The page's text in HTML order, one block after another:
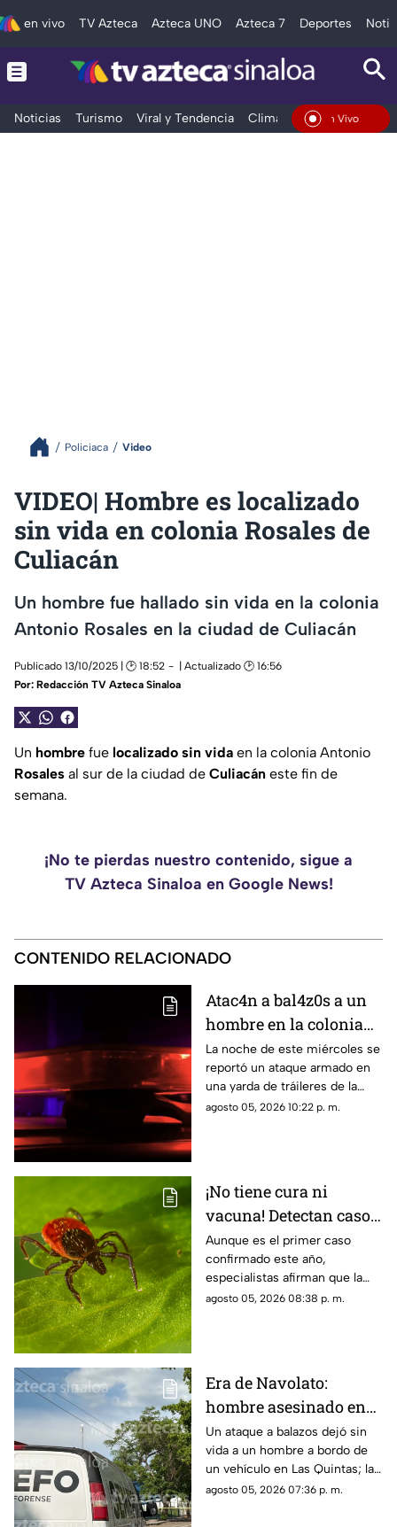
en vivo TV Azteca Azteca UNO Azteca 7 Deportes
Noticias Turismo Viral y Tendencia Clima Deportes
En Vivo
Policiaca Video
VIDEO| Hombre es localizado
sin vida en colonia Rosales de
Culiacán
Un hombre fue hallado sin vida en la colonia
Antonio Rosales en la ciudad de Culiacán
Publicado 13/10/2025 | 🕑 18:52
| Actualizado 🕑 16:56
Por: Redacción TV Azteca Sinaloa
Un hombre fue localizado sin vida en la colonia Antonio
Rosales al sur de la ciudad de Culiacán este fin de
semana.
¡No te pierdas nuestro contenido, sigue a
TV Azteca Sinaloa en Google News!
CONTENIDO RELACIONADO
Atac4n a bal4z0s a un
hombre en la colonia
San Rafael, en
Culiacán; ya fue
identificado
La noche de este miércoles se
reportó un ataque armado en
una yarda de tráileres de la
colonia San Rafael, en la capital
agosto 05, 2026 10:22 p. m.
¡No tiene cura ni
vacuna! Detectan caso
del virus Bourbon,
enfermedad
transmitida por
garrapatas
Aunque es el primer caso
confirmado este año,
especialistas afirman que la
enfermedad podría estar más
agosto 05, 2026 08:38 p. m.
Era de Navolato:
hombre asesinado en
Las Quintas, Culiacán,
ya fue identificado
Un ataque a balazos dejó sin
vida a un hombre a bordo de
un vehículo en Las Quintas; la
identidad de la víctima ya fue
agosto 05, 2026 07:36 p. m.